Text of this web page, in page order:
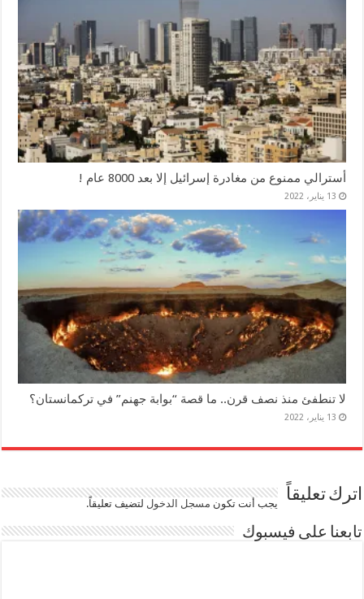
أسترالي ممنوع من مغادرة إسرائيل إلا بعد 8000 عام !
13 يناير، 2022
لا تنطفئ منذ نصف قرن.. ما قصة “بوابة جهنم” في تركمانستان؟
13 يناير، 2022
اترك تعليقاً يجب أنت تكون مسجل الدخوللتضيف تعليقاً.
تابعنا على فيسبوك